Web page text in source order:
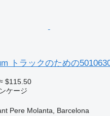
トラックのための
$115.50
ケージ
Pere Molanta, Barcelona